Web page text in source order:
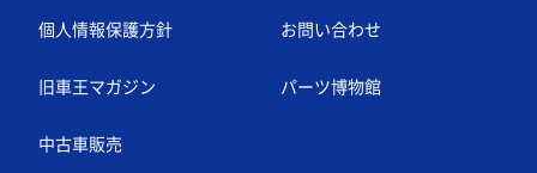
個人情報保護方針 お問い合わせ
旧車王マガジン パーツ博物館
中古車販売